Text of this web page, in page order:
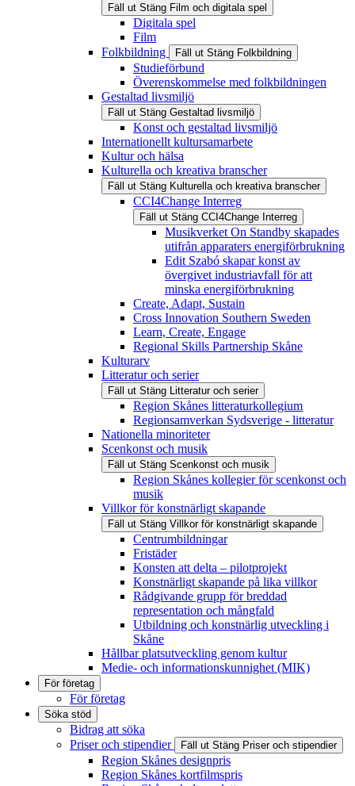
Fäll ut Stäng Film och digitala spel
Digitala spel
Film
Folkbildning
Fäll ut Stäng Folkbildning
Studieförbund
Överenskommelse med folkbildningen
Gestaltad livsmiljö
Fäll ut Stäng Gestaltad livsmiljö
Konst och gestaltad livsmiljö
Internationellt kultursamarbete
Kultur och hälsa
Kulturella och kreativa branscher
Fäll ut Stäng Kulturella och kreativa branscher
CCI4Change Interreg
Fäll ut Stäng CCI4Change Interreg
Musikverket On Standby skapades
utifrån apparaters energiförbrukning
Edit Szabó skapar konst av
övergivet industriavfall för att
minska energiförbrukning
Create, Adapt, Sustain
Cross Innovation Southern Sweden
Learn, Create, Engage
Regional Skills Partnership Skåne
Kulturarv
Litteratur och serier
Fäll ut Stäng Litteratur och serier
Region Skånes litteraturkollegium
Regionsamverkan Sydsverige - litteratur
Nationella minoriteter
Scenkonst och musik
Fäll ut Stäng Scenkonst och musik
Region Skånes kollegier för scenkonst och
musik
Villkor för konstnärligt skapande
Fäll ut Stäng Villkor för konstnärligt skapande
Centrumbildningar
Fristäder
Konsten att delta – pilotprojekt
Konstnärligt skapande på lika villkor
Rådgivande grupp för breddad
representation och mångfald
Utbildning och konstnärlig utveckling i
Skåne
Hållbar platsutveckling genom kultur
Medie- och informationskunnighet (MIK)
För företag
För företag
Söka stöd
Bidrag att söka
Priser och stipendier
Fäll ut Stäng Priser och stipendier
Region Skånes designpris
Region Skånes kortfilmspris